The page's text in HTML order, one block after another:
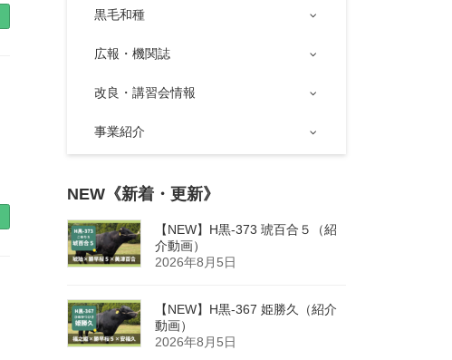
黒毛和種
広報・機関誌
改良・講習会情報
事業紹介
NEW《新着・更新》
【NEW】H黒-373 琥百合５（紹
介動画）
2026年8月5日
【NEW】H黒-367 姫勝久（紹介
動画）
2026年8月5日